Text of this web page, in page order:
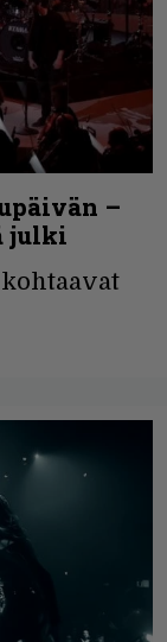
–
julki